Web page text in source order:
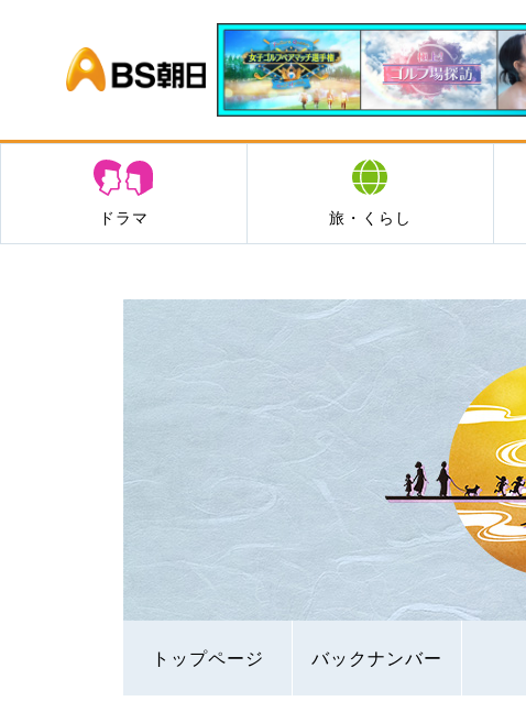
BS朝日
ドラマ 旅・くらし
トップページ バックナンバー